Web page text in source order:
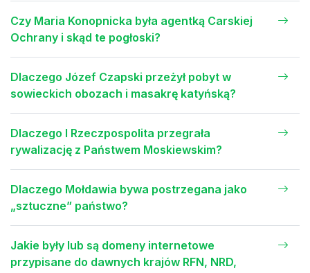
Czy Maria Konopnicka była agentką Carskiej
Ochrany i skąd te pogłoski?
Dlaczego Józef Czapski przeżył pobyt w
sowieckich obozach i masakrę katyńską?
Dlaczego I Rzeczpospolita przegrała
rywalizację z Państwem Moskiewskim?
Dlaczego Mołdawia bywa postrzegana jako
„sztuczne” państwo?
Jakie były lub są domeny internetowe
przypisane do dawnych krajów RFN, NRD,